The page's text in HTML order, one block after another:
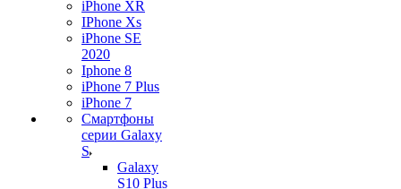
iPhone XR
IPhone Xs
iPhone SE
2020
Iphone 8
iPhone 7 Plus
iPhone 7
Смартфоны
серии Galaxy
S
Galaxy
S10 Plus